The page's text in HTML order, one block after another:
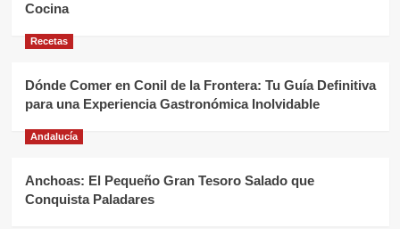
Cocina
Recetas
Dónde Comer en Conil de la Frontera: Tu Guía Definitiva
para una Experiencia Gastronómica Inolvidable
Andalucía
Anchoas: El Pequeño Gran Tesoro Salado que
Conquista Paladares